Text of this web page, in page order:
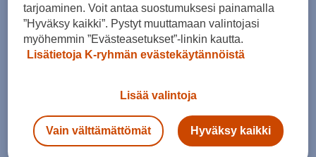
Suositut sisällöt
Crocs
Hoka Clifton 11
Helly Hansen -takit
Hybridipyörät
Jalkapallokengät
tarjoaminen. Voit antaa suostumuksesi painamalla
”Hyväksy kaikki”. Pystyt muuttamaan valintojasi
myöhemmin ”Evästeasetukset”-linkin kautta.
Lisätietoja K-ryhmän evästekäytännöistä
Lisää valintoja
Vain välttämättömät Hyväksy kaikki